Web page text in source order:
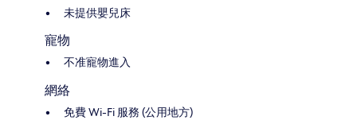
未提供嬰兒床
寵物
不准寵物進入
網絡
免費 Wi-Fi 服務 (公用地方)